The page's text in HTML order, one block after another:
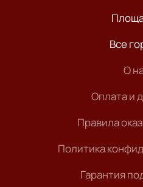
Все
О
Оплата и
Правила
Политика
Гарантия